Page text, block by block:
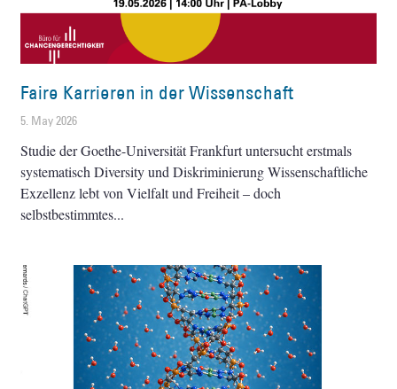
Faire Karrieren in der Wissenschaft
5. May 2026
Studie der Goethe-Universität Frankfurt untersucht erstmals
systematisch Diversity und Diskriminierung Wissenschaftliche
Exzellenz lebt von Vielfalt und Freiheit – doch
selbstbestimmtes